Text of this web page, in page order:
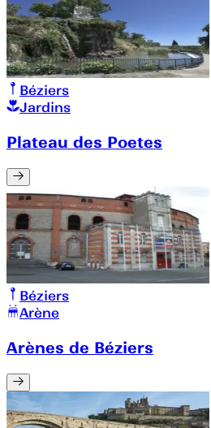
Béziers
Jardins
Plateau des Poetes
Béziers
Arène
Arènes de Béziers